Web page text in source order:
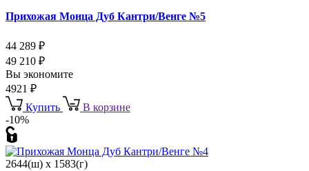
Прихожая Монца Дуб Кантри/Венге №5
44 289 ₽
49 210 ₽
Вы экономите
4921 ₽
Купить
В корзине
-10%
2644(ш) x 1583(г)